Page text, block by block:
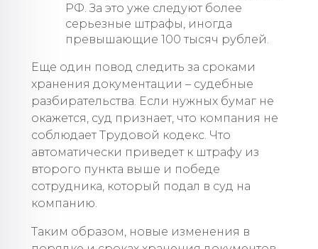
РФ. За это уже следуют более
серьезные штрафы, иногда
превышающие 100 тысяч рублей.
Еще один повод следить за сроками
хранения документации – судебные
разбирательства. Если нужных бумаг не
окажется, суд признает, что компания не
соблюдает Трудовой кодекс. Что
автоматически приведет к штрафу из
второго пункта выше и победе
сотрудника, который подал в суд на
компанию.
Таким образом, новые изменения в